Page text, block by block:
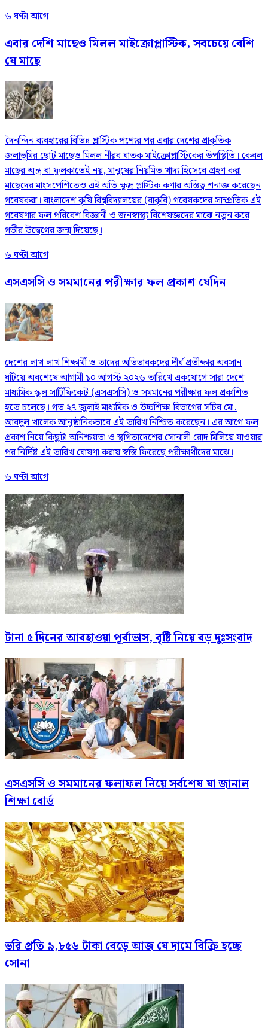
৬ ঘণ্টা আগে
এবার দেশি মাছেও মিলল মাইক্রোপ্লাস্টিক, সবচেয়ে বেশি
যে মাছে
দৈনন্দিন ব্যবহারের বিভিন্ন প্লাস্টিক পণ্যের পর এবার দেশের প্রাকৃতিক
জলাভূমির ছোট মাছেও মিলল নীরব ঘাতক মাইক্রোপ্লাস্টিকের উপস্থিতি। কেবল
মাছের অন্ত্র বা ফুলকাতেই নয়, মানুষের নিয়মিত খাদ্য হিসেবে গ্রহণ করা
মাছেদের মাংসপেশিতেও এই অতি ক্ষুদ্র প্লাস্টিক কণার অস্তিত্ব শনাক্ত করেছেন
গবেষকরা। বাংলাদেশ কৃষি বিশ্ববিদ্যালয়ের (বাকৃবি) গবেষকদের সাম্প্রতিক এই
গবেষণার ফল পরিবেশ বিজ্ঞানী ও জনস্বাস্থ্য বিশেষজ্ঞদের মাঝে নতুন করে
গভীর উদ্বেগের জন্ম দিয়েছে।
৬ ঘণ্টা আগে
এসএসসি ও সমমানের পরীক্ষার ফল প্রকাশ যেদিন
দেশের লাখ লাখ শিক্ষার্থী ও তাদের অভিভাবকদের দীর্ঘ প্রতীক্ষার অবসান
ঘটিয়ে অবশেষে আগামী ১০ আগস্ট ২০২৬ তারিখে একযোগে সারা দেশে
মাধ্যমিক স্কুল সার্টিফিকেট (এসএসসি) ও সমমানের পরীক্ষার ফল প্রকাশিত
হতে চলেছে। গত ২৭ জুলাই মাধ্যমিক ও উচ্চশিক্ষা বিভাগের সচিব মো.
আবদুল খালেক আনুষ্ঠানিকভাবে এই তারিখ নিশ্চিত করেছেন। এর আগে ফল
প্রকাশ নিয়ে কিছুটা অনিশ্চয়তা ও স্থগিতাদেশের সোনালী রোদ মিলিয়ে যাওয়ার
পর নির্দিষ্ট এই তারিখ ঘোষণা করায় স্বস্তি ফিরেছে পরীক্ষার্থীদের মাঝে।
৬ ঘণ্টা আগে
টানা ৫ দিনের আবহাওয়া পূর্বাভাস, বৃষ্টি নিয়ে বড় দুঃসংবাদ
এসএসসি ও সমমানের ফলাফল নিয়ে সর্বশেষ যা জানাল
শিক্ষা বোর্ড
ভরি প্রতি ৯,৮৫৬ টাকা বেড়ে আজ যে দামে বিক্রি হচ্ছে
সোনা